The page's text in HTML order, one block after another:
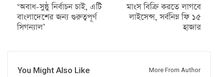
‘অবাধ-সুষ্ঠু নির্বাচন চাই, এটি
বাংলাদেশের জন্য গুরুত্বপূর্ণ
সিগন্যাল’
মাংস বিক্রি করতে লাগবে
লাইসেন্স, সর্বনিম্ন ফি ১৫
হাজার
You Might Also Like More From Author